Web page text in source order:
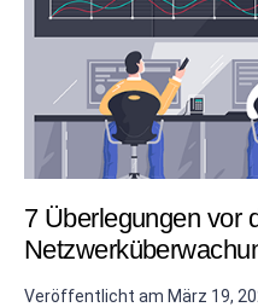
7 Überlegungen vor
Veröffentlicht am März 19,